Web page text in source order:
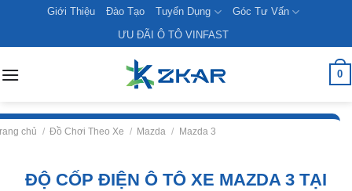
content
Giới Thiệu Đào Tạo Tuyển Dụng
Góc Tư Vấn
ƯU ĐÃI Ô TÔ VINFAST
0
chủ / Đồ Chơi Theo Xe / Mazda / Mazda 3
ĐỘ CỐP ĐIỆN Ô TÔ XE MAZDA 3 TẠI